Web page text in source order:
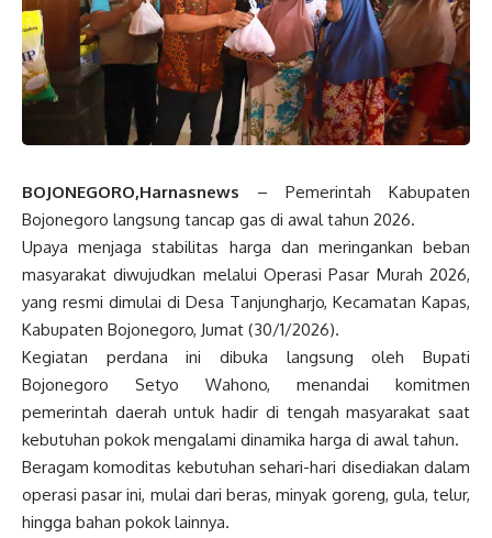
BOJONEGORO,Harnasnews – Pemerintah Kabupaten
Bojonegoro langsung tancap gas di awal tahun 2026.
Upaya menjaga stabilitas harga dan meringankan beban
masyarakat diwujudkan melalui Operasi Pasar Murah 2026,
yang resmi dimulai di Desa Tanjungharjo, Kecamatan Kapas,
Kabupaten Bojonegoro, Jumat (30/1/2026).
Kegiatan perdana ini dibuka langsung oleh Bupati
Bojonegoro Setyo Wahono, menandai komitmen
pemerintah daerah untuk hadir di tengah masyarakat saat
kebutuhan pokok mengalami dinamika harga di awal tahun.
Beragam komoditas kebutuhan sehari-hari disediakan dalam
operasi pasar ini, mulai dari beras, minyak goreng, gula, telur,
hingga bahan pokok lainnya.